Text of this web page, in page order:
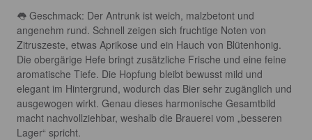
👅 Geschmack: Der Antrunk ist weich, malzbetont und
angenehm rund. Schnell zeigen sich fruchtige Noten von
Zitruszeste, etwas Aprikose und ein Hauch von Blütenhonig.
Die obergärige Hefe bringt zusätzliche Frische und eine feine
aromatische Tiefe. Die Hopfung bleibt bewusst mild und
elegant im Hintergrund, wodurch das Bier sehr zugänglich und
ausgewogen wirkt. Genau dieses harmonische Gesamtbild
macht nachvollziehbar, weshalb die Brauerei vom „besseren
Lager“ spricht.